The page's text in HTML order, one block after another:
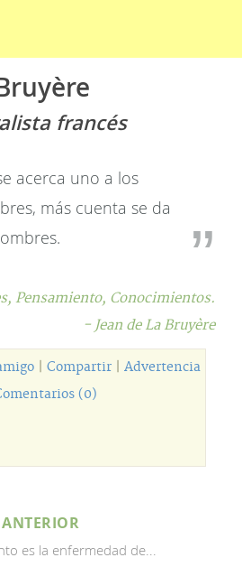
francés
acerca uno a los
más cuenta se da
Pensamiento, Conocimientos.
- Jean de La Bruyère
| Compartir| Advertencia
(0)
ANTERIOR
es la enfermedad de...